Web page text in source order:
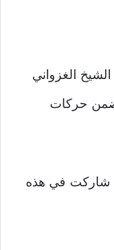
الغزواني
حركات
شاركت في هذه